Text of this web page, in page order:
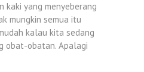
kaki yang menyeberang
mungkin semua itu
kalau kita sedang
obat-obatan. Apalagi